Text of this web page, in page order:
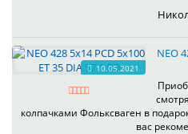
10.05.2021
NEO
колпачками Фольксваген в
вас